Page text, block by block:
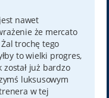
nawet
że mercato
trochę tego
to wielki progres,
został już bardzo
luksusowym
w tej